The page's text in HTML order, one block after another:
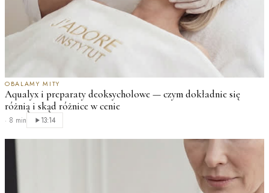
OBALAMY MITY
Aqualyx i preparaty deoksycholowe — czym dokładnie się
różnią i skąd różnice w cenie
· 8 min 13:14